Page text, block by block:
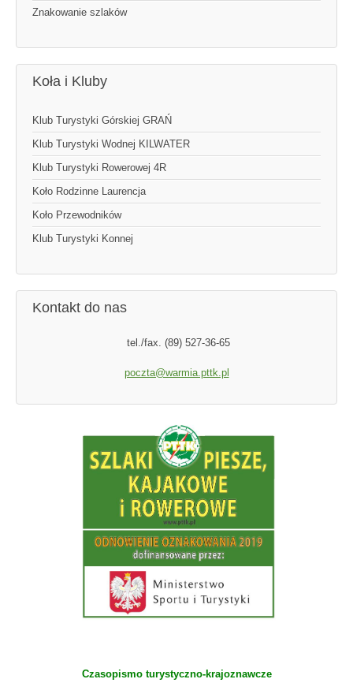
Znakowanie szlaków
Koła i Kluby
Klub Turystyki Górskiej GRAŃ
Klub Turystyki Wodnej KILWATER
Klub Turystyki Rowerowej 4R
Koło Rodzinne Laurencja
Koło Przewodników
Klub Turystyki Konnej
Kontakt do nas
tel./fax. (89) 527-36-65
poczta@warmia.pttk.pl
Czasopismo turystyczno-krajoznawcze